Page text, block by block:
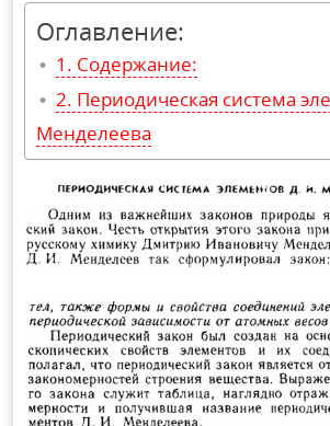
Оглавление:
Содержание:
Периодическая система
Менделеева